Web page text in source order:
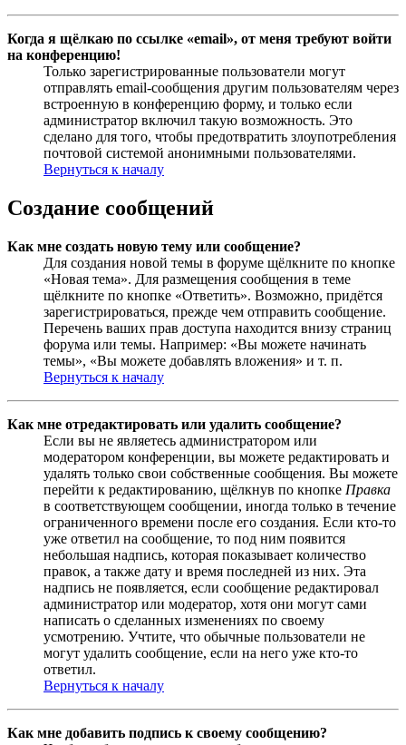
Когда я щёлкаю по ссылке «email», от меня требуют войти
на конференцию!
Только зарегистрированные пользователи могут
отправлять email-сообщения другим пользователям через
встроенную в конференцию форму, и только если
администратор включил такую возможность. Это
сделано для того, чтобы предотвратить злоупотребления
почтовой системой анонимными пользователями.
Вернуться к началу
Создание сообщений
Как мне создать новую тему или сообщение?
Для создания новой темы в форуме щёлкните по кнопке
«Новая тема». Для размещения сообщения в теме
щёлкните по кнопке «Ответить». Возможно, придётся
зарегистрироваться, прежде чем отправить сообщение.
Перечень ваших прав доступа находится внизу страниц
форума или темы. Например: «Вы можете начинать
темы», «Вы можете добавлять вложения» и т. п.
Вернуться к началу
Как мне отредактировать или удалить сообщение?
Если вы не являетесь администратором или
модератором конференции, вы можете редактировать и
удалять только свои собственные сообщения. Вы можете
перейти к редактированию, щёлкнув по кнопке Правка
в соответствующем сообщении, иногда только в течение
ограниченного времени после его создания. Если кто-то
уже ответил на сообщение, то под ним появится
небольшая надпись, которая показывает количество
правок, а также дату и время последней из них. Эта
надпись не появляется, если сообщение редактировал
администратор или модератор, хотя они могут сами
написать о сделанных изменениях по своему
усмотрению. Учтите, что обычные пользователи не
могут удалить сообщение, если на него уже кто-то
ответил.
Вернуться к началу
Как мне добавить подпись к своему сообщению?